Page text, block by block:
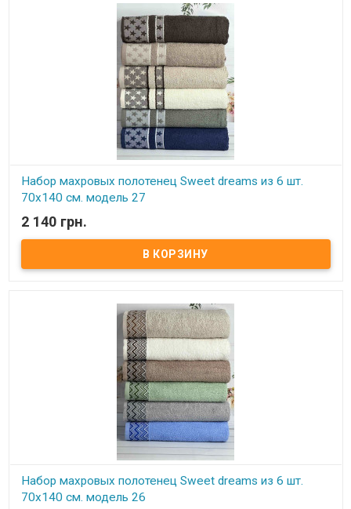
Набор махровых полотенец Sweet dreams из 6 шт.
70x140 см. модель 27
В наличии
Набор махровых полотенец Sweet dreams из 6 шт. 70x140 см.
Комплектность: 70х140 см (6 шт. ) Состав: махра, 100% хлопок.
Плотность: 550 г/м.кв. Упаковка: ПВХ Производитель: Sweet
2 140 грн.
Набор махровых полотенец Sweet dreams из 6 шт.
70x140 см. модель 26